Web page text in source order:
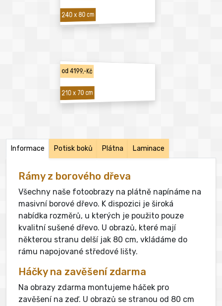
240 x 80 cm
od 4199,-Kč
210 x 70 cm
Informace Potisk boků Plátna Laminace
Rámy z borového dřeva
Všechny naše fotoobrazy na plátně napínáme na
masivní borové dřevo. K dispozici je široká
nabídka rozměrů, u kterých je použito pouze
kvalitní sušené dřevo. U obrazů, které mají
některou stranu delší jak 80 cm, vkládáme do
rámu napojované středové lišty.
Háčky na zavěšení zdarma
Na obrazy zdarma montujeme háček pro
zavěšení na zeď. U obrazů se stranou od 80 cm